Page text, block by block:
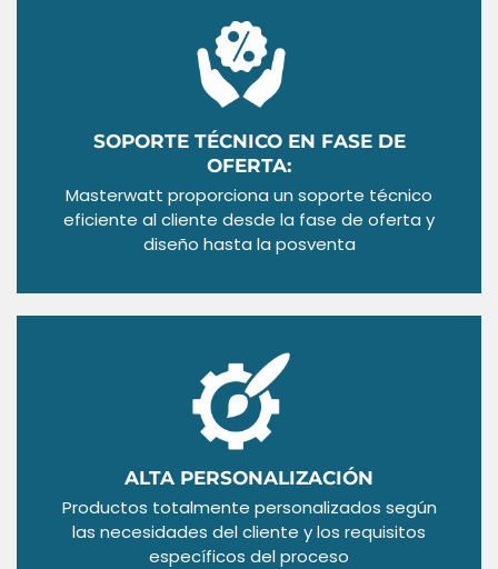
SOPORTE TÉCNICO EN FASE DE
OFERTA:
Masterwatt proporciona un soporte técnico
eficiente al cliente desde la fase de oferta y
diseño hasta la posventa
ALTA PERSONALIZACIÓN
Productos totalmente personalizados según
las necesidades del cliente y los requisitos
específicos del proceso